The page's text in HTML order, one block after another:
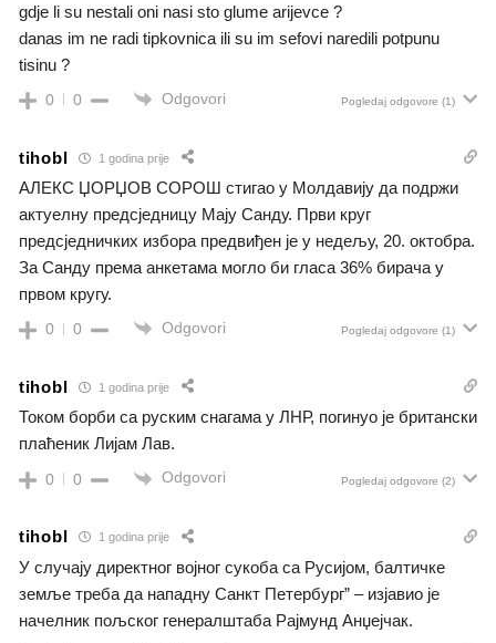
gdje li su nestali oni nasi sto glume arijevce ?
danas im ne radi tipkovnica ili su im sefovi naredili potpunu
tisinu ?
0 0 Odgovori Pogledaj odgovore (1)
tihobl 1 godina prije
АЛЕКС ЏОРЏОВ СОРОШ стигао у Молдавију да подржи
актуелну предсједницу Мају Санду. Први круг
предсједничких избора предвиђен је у недељу, 20. октобра.
За Санду према анкетама могло би гласа 36% бирача у
првом кругу.
0 0 Odgovori Pogledaj odgovore (1)
tihobl 1 godina prije
Током борби са руским снагама у ЛНР, погинуо је британски
плаћеник Лијам Лав.
0 0 Odgovori Pogledaj odgovore (2)
tihobl 1 godina prije
У случају директног војног сукоба са Русијом, балтичке
земље треба да нападну Санкт Петербург” – изјавио је
начелник пољског генералштаба Рајмунд Анџејчак.